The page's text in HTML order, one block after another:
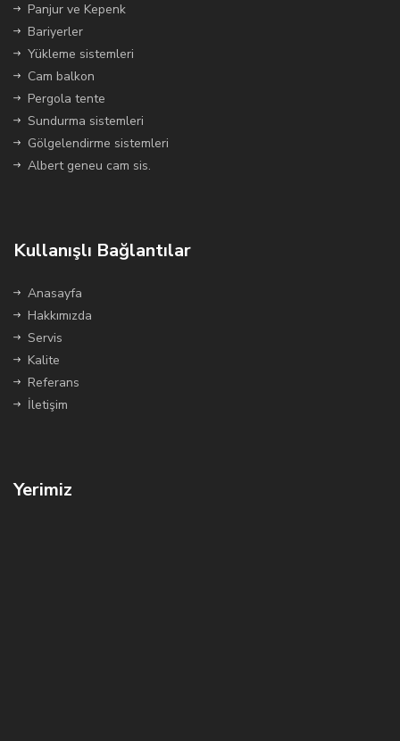
Panjur ve Kepenk
Bariyerler
Yükleme sistemleri
Cam balkon
Pergola tente
Sundurma sistemleri
Gölgelendirme sistemleri
Albert geneu cam sis.
Kullanışlı Bağlantılar
Anasayfa
Hakkımızda
Servis
Kalite
Referans
İletişim
Yerimiz